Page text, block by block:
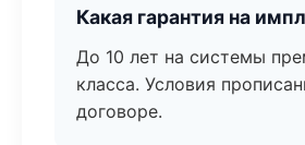
Какая гарантия на
До 10 лет на системы
класса. Условия
договоре.